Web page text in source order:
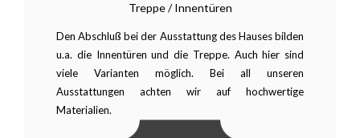
Treppe / Innentüren
Den Abschluß bei der Ausstattung des Hauses bilden
u.a. die Innentüren und die Treppe. Auch hier sind
viele Varianten möglich. Bei all unseren
Ausstattungen achten wir auf hochwertige
Materialien.